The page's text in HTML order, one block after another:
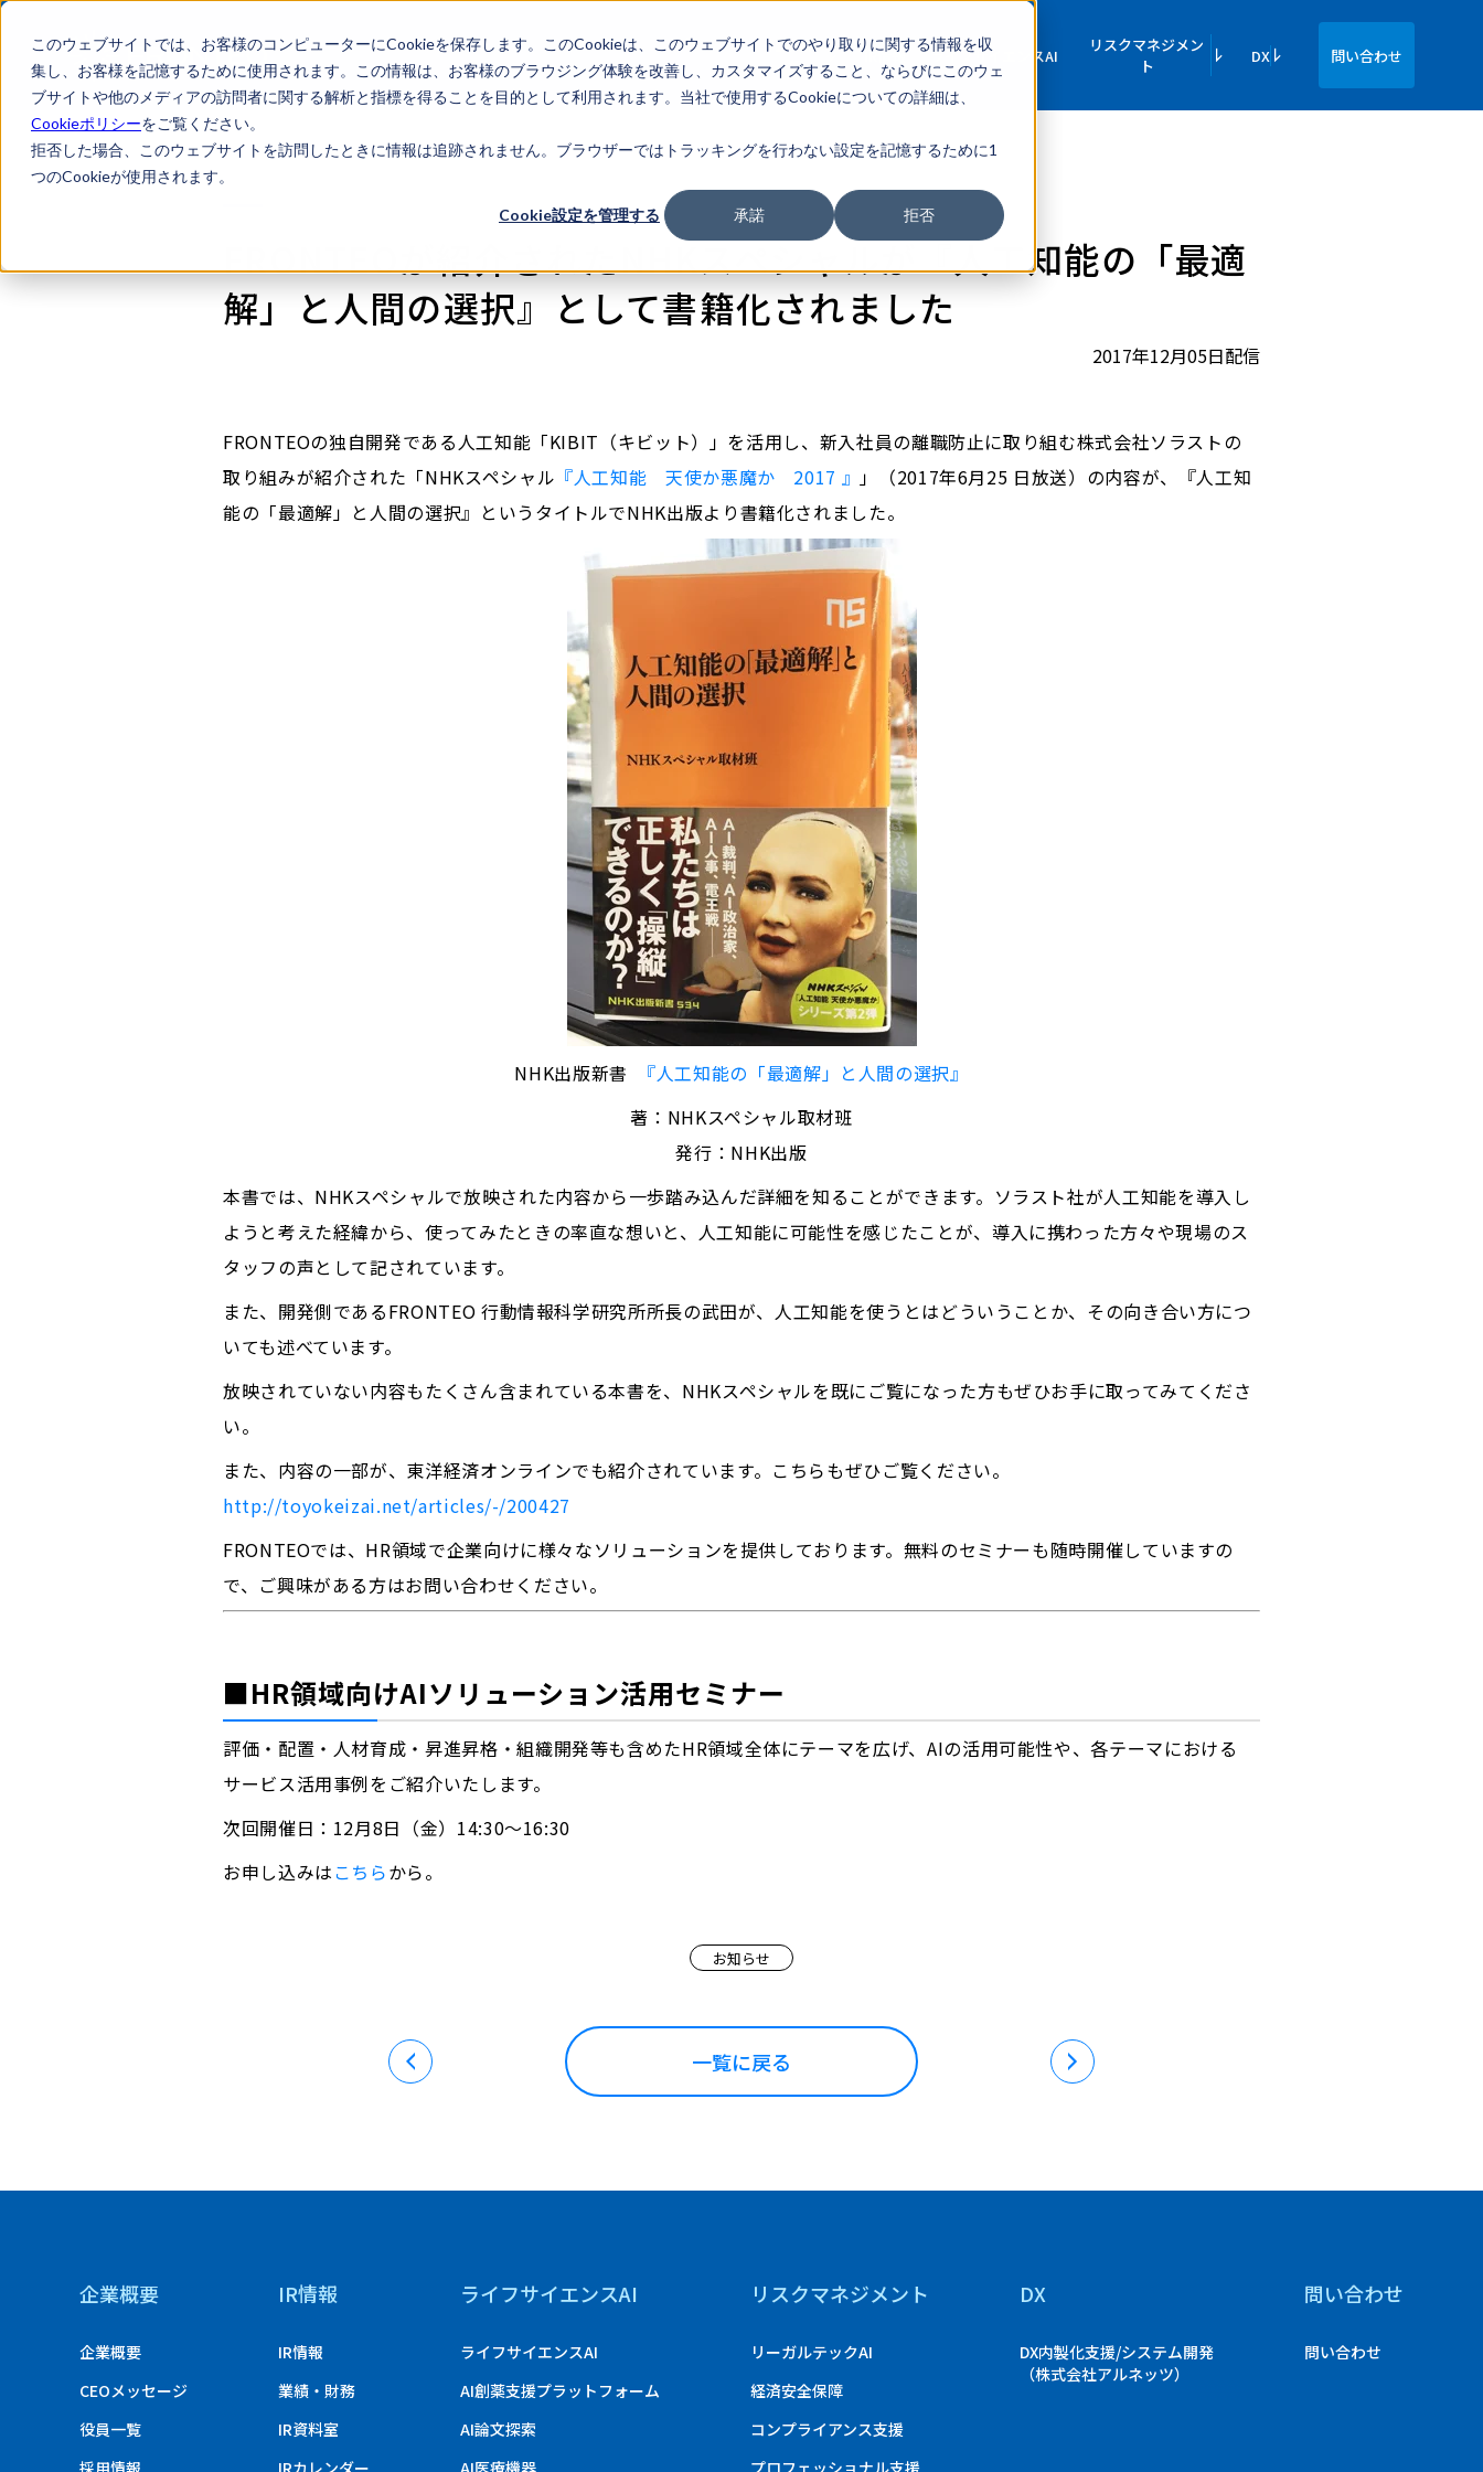
このウェブサイトでは、お客様のコンピューターにCookieを保存します。このCookieは、このウェブサイトでのやり取りに関する情報を収
集し、お客様を記憶するために使用されます。この情報は、お客様のブラウジング体験を改善し、カスタマイズすること、ならびにこのウェ
ブサイトや他のメディアの訪問者に関する解析と指標を得ることを目的として利用されます。当社で使用するCookieについての詳細は、
Cookieポリシーをご覧ください。
拒否した場合、このウェブサイトを訪問したときに情報は追跡されません。ブラウザーではトラッキングを行わない設定を記憶するために1
つのCookieが使用されます。
Cookie設定を管理する 承諾 拒否
企業情
報
IR情報 ライフサイエンスAI
リスクマネジメン
ト
DX 問い合わせ
FRONTEOが紹介されたNHKスペシャルが『人工知能の「最適
解」と人間の選択』として書籍化されました
2017年12月05日配信
FRONTEOの独自開発である人工知能「KIBIT（キビット）」を活用し、新入社員の離職防止に取り組む株式会社ソラストの
取り組みが紹介された「NHKスペシャル 『人工知能 天使か悪魔か 2017 』」（2017年6月25 日放送）の内容が、『人工知
能の「最適解」と人間の選択』というタイトルでNHK出版より書籍化されました。
NHK出版新書
『人工知能の「最適解」と人間の選択』
著：NHKスペシャル取材班
発行：NHK出版
本書では、NHKスペシャルで放映された内容から一歩踏み込んだ詳細を知ることができます。ソラスト社が人工知能を導入し
ようと考えた経緯から、使ってみたときの率直な想いと、人工知能に可能性を感じたことが、導入に携わった方々や現場のス
タッフの声として記されています。
また、開発側であるFRONTEO 行動情報科学研究所所長の武田が、人工知能を使うとはどういうことか、その向き合い方につ
いても述べています。
放映されていない内容もたくさん含まれている本書を、NHKスペシャルを既にご覧になった方もぜひお手に取ってみてくださ
い。
また、内容の一部が、東洋経済オンラインでも紹介されています。こちらもぜひご覧ください。
http://toyokeizai.net/articles/-/200427
FRONTEOでは、HR領域で企業向けに様々なソリューションを提供しております。無料のセミナーも随時開催していますの
で、ご興味がある方はお問い合わせください。
■HR領域向けAIソリューション活用セミナー
評価・配置・人材育成・昇進昇格・組織開発等も含めたHR領域全体にテーマを広げ、AIの活用可能性や、各テーマにおける
サービス活用事例をご紹介いたします。
次回開催日：12月8日（金）14:30～16:30
お申し込みはこちらから。
お知らせ
一覧に戻る
企業概要
企業概要
CEOメッセージ
役員一覧
採用情報
IR情報
IR情報
業績・財務
IR資料室
IRカレンダー
ライフサイエンスAI
ライフサイエンスAI
AI創薬支援プラットフォーム
AI論文探索
AI医療機器
リスクマネジメント
リーガルテックAI
経済安全保障
コンプライアンス支援
プロフェッショナル支援
DX
DX内製化支援/システム開発
（株式会社アルネッツ）
問い合わせ
問い合わせ